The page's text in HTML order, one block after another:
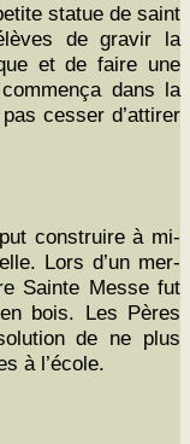
stat­ue de saint
de gravir la
et de faire une
dans la
cess­er d’attirer
con­stru­ire à mi-
Lors d’un mer­
Sainte Messe fut
bois. Les Pères
de ne plus
à l’école.